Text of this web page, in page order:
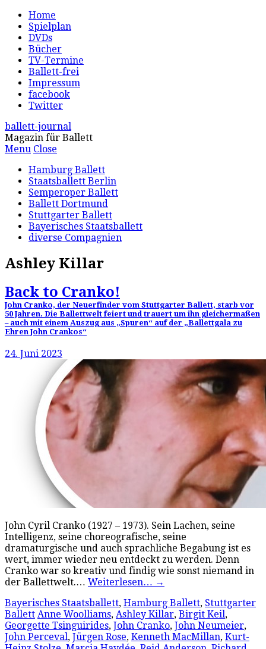
Home
Spielplan
DVDs
Bücher
TV-Termine
Ballett-frei
Impressum
facebook
Twitter
ballett-journal
Magazin für Ballett
Menu Close
Hamburg Ballett
Staatsballett Berlin
Semperoper Ballett
Ballett Dortmund
Stuttgarter Ballett
Bayerisches Staatsballett
diverse Compagnien
Ashley Killar
Back to Cranko!
John Cranko, der Neuerfinder vom Stuttgarter Ballett, starb vor
50 Jahren. Die Ballettwelt feiert und trauert um ihn gleichermaßen
– auch mit einem Auszug aus „Spuren“ auf der „Ballettgala zu
Ehren John Crankos“
24. Juni 2023
John Cyril Cranko (1927 – 1973). Sein Lachen, seine
Intelligenz, seine choreografische, seine
dramaturgische und auch sprachliche Begabung ist es
wert, immer wieder neu entdeckt zu werden. Denn
Cranko war so kreativ und findig wie sonst niemand in
der Ballettwelt.… Weiterlesen… →
Bayerisches Staatsballett, Hamburg Ballett, Stuttgarter
Ballett Anne Woolliams, Ashley Killar, Birgit Keil,
Georgette Tsinguirides, John Cranko, John Neumeier,
John Perceval, Jürgen Rose, Kenneth MacMillan, Kurt-